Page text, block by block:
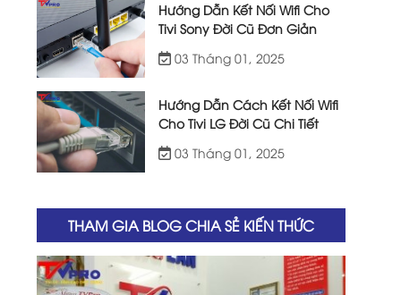
Hướng Dẫn Kết Nối Wifi Cho
Tivi Sony Đời Cũ Đơn Giản
03 Tháng 01, 2025
Hướng Dẫn Cách Kết Nối Wifi
Cho Tivi LG Đời Cũ Chi Tiết
03 Tháng 01, 2025
THAM GIA BLOG CHIA SẺ KIẾN THỨC